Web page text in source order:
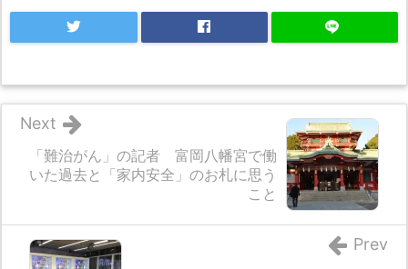
「難治がん」の記者 富岡八幡宮で働
いた過去と「家内安全」のお札に思う
こと
Next
Prev